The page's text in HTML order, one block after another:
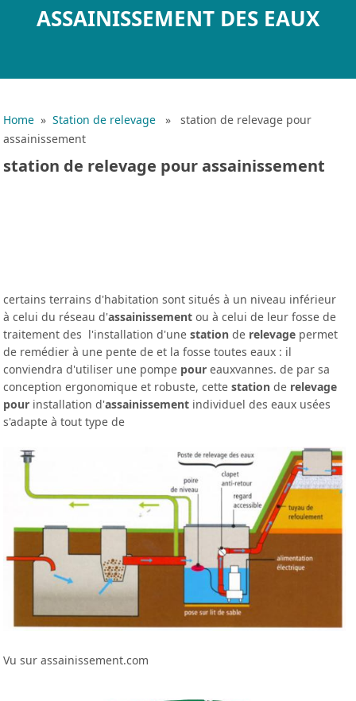
ASSAINISSEMENT DES EAUX
Home »Station de relevage » station de relevage pour
assainissement
station de relevage pour assainissement
certains terrains d'habitation sont situés à un niveau inférieur
à celui du réseau d'assainissement ou à celui de leur fosse de
traitement des l'installation d'unestation de relevage permet
de remédier à une pente de et la fosse toutes eaux : il
conviendra d'utiliser une pompe pour eauxvannes. de par sa
conception ergonomique et robuste, cettestation de relevage
pour installation d'assainissement individuel des eaux usées
s'adapte à tout type de
Vu sur assainissement.com